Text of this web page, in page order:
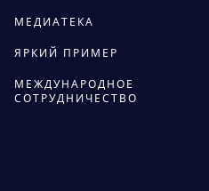
МЕДИАТЕКА
ЯРКИЙ ПРИМЕР
МЕЖДУНАРОДНОЕ
СОТРУДНИЧЕСТВО